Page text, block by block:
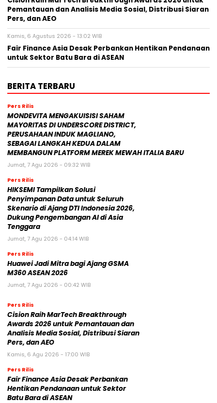
Pemantauan dan Analisis Media Sosial, Distribusi Siaran
Pers, dan AEO
Kamis, 6 Agustus 2026 - 13:02 WIB
Fair Finance Asia Desak Perbankan Hentikan Pendanaan
untuk Sektor Batu Bara di ASEAN
BERITA TERBARU
Pers Rilis
MONDEVITA MENGAKUISISI SAHAM
MAYORITAS DI UNDERSCORE DISTRICT,
PERUSAHAAN INDUK MAGLIANO,
SEBAGAI LANGKAH KEDUA DALAM
MEMBANGUN PLATFORM MEREK MEWAH ITALIA BARU
Jumat, 7 Agu 2026 - 09:32 WIB
Pers Rilis
HIKSEMI Tampilkan Solusi
Penyimpanan Data untuk Seluruh
Skenario di Ajang DTI Indonesia 2026,
Dukung Pengembangan AI di Asia
Tenggara
Jumat, 7 Agu 2026 - 04:14 WIB
Pers Rilis
Huawei Jadi Mitra bagi Ajang GSMA
M360 ASEAN 2026
Jumat, 7 Agu 2026 - 00:42 WIB
Pers Rilis
Cision Raih MarTech Breakthrough
Awards 2026 untuk Pemantauan dan
Analisis Media Sosial, Distribusi Siaran
Pers, dan AEO
Kamis, 6 Agu 2026 - 17:00 WIB
Pers Rilis
Fair Finance Asia Desak Perbankan
Hentikan Pendanaan untuk Sektor
Batu Bara di ASEAN